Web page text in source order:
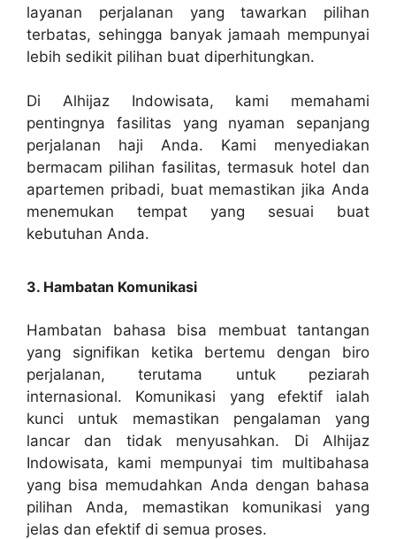
layanan perjalanan yang tawarkan pilihan
terbatas, sehingga banyak jamaah mempunyai
lebih sedikit pilihan buat diperhitungkan.
Di Alhijaz Indowisata, kami memahami
pentingnya fasilitas yang nyaman sepanjang
perjalanan haji Anda. Kami menyediakan
bermacam pilihan fasilitas, termasuk hotel dan
apartemen pribadi, buat memastikan jika Anda
menemukan tempat yang sesuai buat
kebutuhan Anda.
3. Hambatan Komunikasi
Hambatan bahasa bisa membuat tantangan
yang signifikan ketika bertemu dengan biro
perjalanan, terutama untuk peziarah
internasional. Komunikasi yang efektif ialah
kunci untuk memastikan pengalaman yang
lancar dan tidak menyusahkan. Di Alhijaz
Indowisata, kami mempunyai tim multibahasa
yang bisa memudahkan Anda dengan bahasa
pilihan Anda, memastikan komunikasi yang
jelas dan efektif di semua proses.